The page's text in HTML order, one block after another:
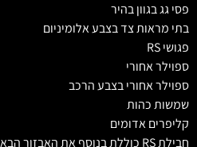
פסי גג בגוון בהיר
בתי מראות צד בצבע אלומיניום
פגושי RS
ספוילר אחורי
ספוילר אחורי בצבע הרכב
שמשות כהות
קליפרים אדומים
חבילת RS כוללת בנוסף את האבזור הבא: